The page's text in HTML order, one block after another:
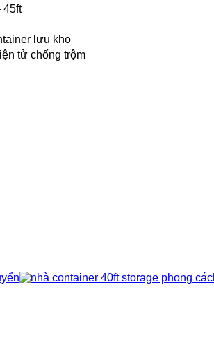
45ft
lưu kho
tử chống trộm